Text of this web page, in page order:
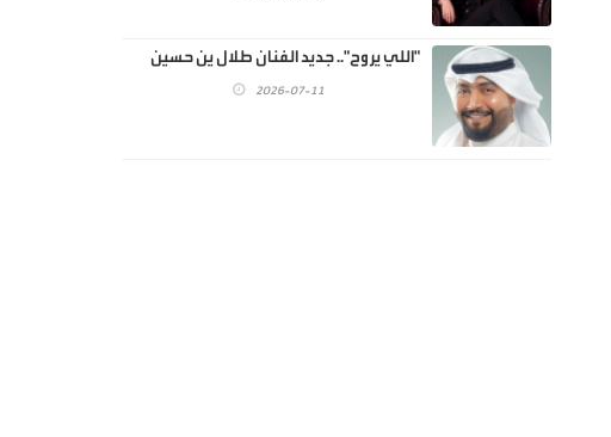
"اللي يروح".. جديد الفنان طلال ين حسين
2026-07-11